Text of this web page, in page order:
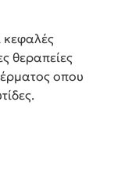
κεφαλές
θεραπείες
οπου